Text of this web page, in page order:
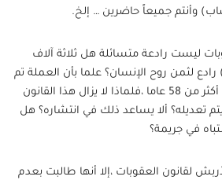
وأنتم جميعاً حاضرين … إلخ.
ليست رادعة متسائلة هل ثلاثة آلاف
يعادل 45 دولارًا) رادع لثمن روح الإنسان؟ علما بأن العملة تم
استبدالها في الكويت منذ أكثر من 58 عاما ،فلماذا لا يزال هذا القانون
تعديله؟ ألا يساعد ذلك في انتشاره؟ هل
في جريمة؟
لقانون العقوبات ،إلا أنها طالبت بعدم